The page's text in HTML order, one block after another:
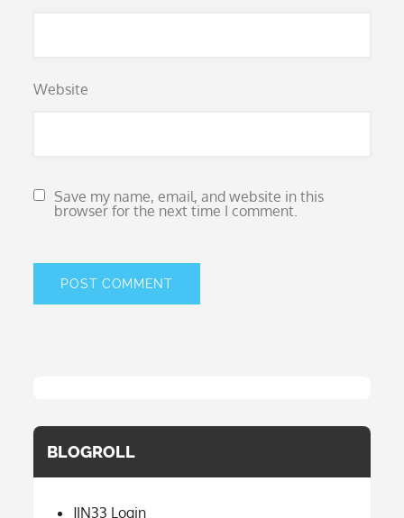
Website
Save my name, email, and website in this
browser for the next time I comment.
BLOGROLL
JIN33 Login